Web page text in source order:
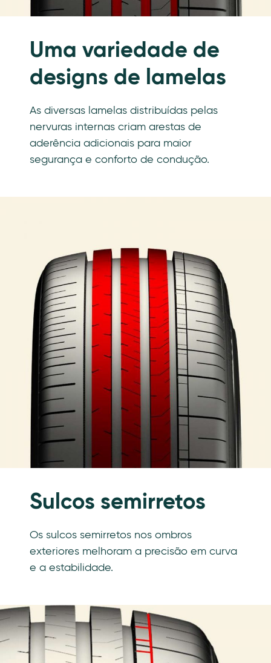
Uma variedade de
designs de lamelas
As diversas lamelas distribuídas pelas
nervuras internas criam arestas de
aderência adicionais para maior
segurança e conforto de condução.
Sulcos semirretos
Os sulcos semirretos nos ombros
exteriores melhoram a precisão em curva
e a estabilidade.